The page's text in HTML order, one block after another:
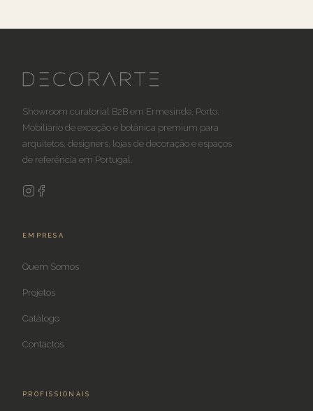
Showroom curatorial B2B em Ermesinde, Porto.
Mobiliário de exceção e botânica premium para
arquitetos, designers, lojas de decoração e espaços
de referência em Portugal.
EMPRESA
Quem Somos
Projetos
Catálogo
Contactos
PROFISSIONAIS